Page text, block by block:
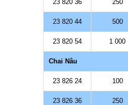
23 820 36 250
23 820 44 500
23 820 54 1 000
Chai Nâu
23 826 24 100
23 826 36 250